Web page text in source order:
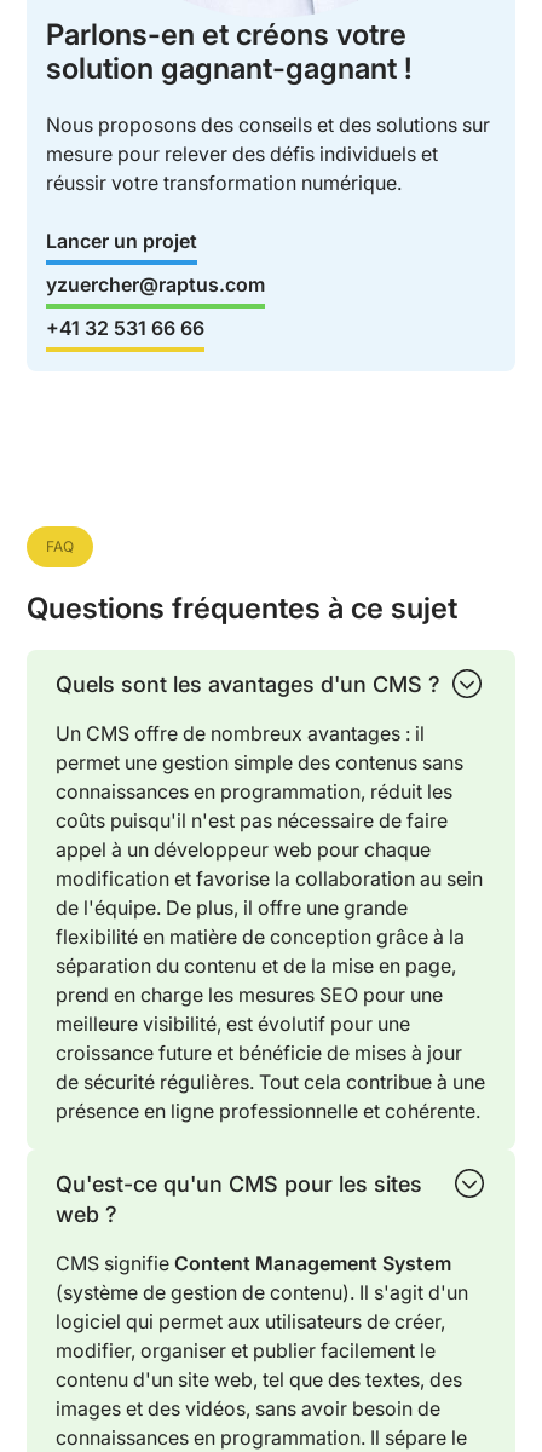
Parlons-en et créons votre
solution gagnant-gagnant !
Nous proposons des conseils et des solutions sur
mesure pour relever des défis individuels et
réussir votre transformation numérique.
Lancer un projet
yzuercher@raptus.com
+41 32 531 66 66
FAQ
Questions fréquentes à ce sujet
Quels sont les avantages d'un CMS ?
Un CMS offre de nombreux avantages : il
permet une gestion simple des contenus sans
connaissances en programmation, réduit les
coûts puisqu'il n'est pas nécessaire de faire
appel à un développeur web pour chaque
modification et favorise la collaboration au sein
de l'équipe. De plus, il offre une grande
flexibilité en matière de conception grâce à la
séparation du contenu et de la mise en page,
prend en charge les mesures SEO pour une
meilleure visibilité, est évolutif pour une
croissance future et bénéficie de mises à jour
de sécurité régulières. Tout cela contribue à une
présence en ligne professionnelle et cohérente.
Qu'est-ce qu'un CMS pour les sites
web ?
CMS signifieContent Management System
(système de gestion de contenu). Il s'agit d'un
logiciel qui permet aux utilisateurs de créer,
modifier, organiser et publier facilement le
contenu d'un site web, tel que des textes, des
images et des vidéos, sans avoir besoin de
connaissances en programmation. Il sépare le